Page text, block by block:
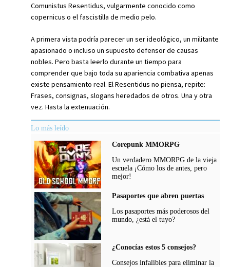
Comunistus Resentidus, vulgarmente conocido como
copernicus o el fascistilla de medio pelo.
A primera vista podría parecer un ser ideológico, un militante
apasionado o incluso un supuesto defensor de causas
nobles. Pero basta leerlo durante un tiempo para
comprender que bajo toda su apariencia combativa apenas
existe pensamiento real. El Resentidus no piensa, repite:
Frases, consignas, slogans heredados de otros. Una y otra
vez. Hasta la extenuación.
Lo más leído
Corepunk MMORPG
Un verdadero MMORPG de la vieja
escuela ¡Cómo los de antes, pero
mejor!
Pasaportes que abren puertas
Los pasaportes más poderosos del
mundo, ¿está el tuyo?
¿Conocías estos 5 consejos?
Consejos infalibles para eliminar la